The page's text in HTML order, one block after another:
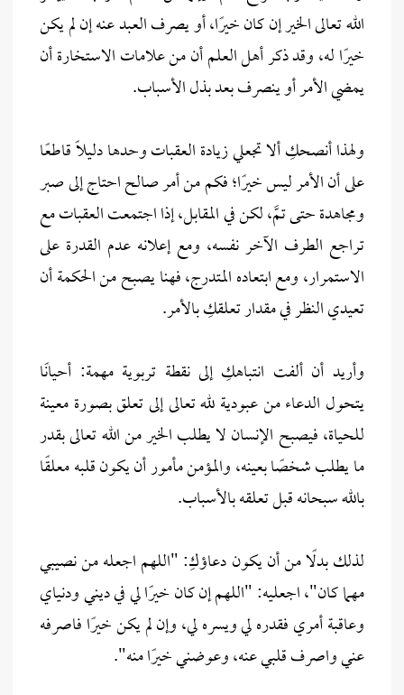
الله تعالى الخير إن كان خيرًا، أو يصرف العبد عنه إن لم يكن
خيرًا له، وقد ذكر أهل العلم أن من علامات الاستخارة أن
يمضي الأمر أو ينصرف بعد بذل الأسباب.
ولهذا أنصحكِ ألا تجعلي زيادة العقبات وحدها دليلاً قاطعًا
على أن الأمر ليس خيرًا؛ فكم من أمر صالح احتاج إلى صبر
ومجاهدة حتى تمَّ، لكن في المقابل، إذا اجتمعت العقبات مع
تراجع الطرف الآخر نفسه، ومع إعلانه عدم القدرة على
الاستمرار، ومع ابتعاده المتدرج، فهنا يصبح من الحكمة أن
تعيدي النظر في مقدار تعلقكِ بالأمر.
وأريد أن ألفت انتباهكِ إلى نقطة تربوية مهمة: أحيانًا
يتحول الدعاء من عبودية لله تعالى إلى تعلق بصورة معينة
للحياة، فيصبح الإنسان لا يطلب الخير من الله تعالى بقدر
ما يطلب شخصًا بعينه، والمؤمن مأمور أن يكون قلبه معلقًا
بالله سبحانه قبل تعلقه بالأسباب.
لذلك بدلًا من أن يكون دعاؤكِ: "اللهم اجعله من نصيبي
مهما كان"، اجعليه: "اللهم إن كان خيرًا لي في ديني ودنياي
وعاقبة أمري فقدره لي ويسره لي، وإن لم يكن خيرًا فاصرفه
عني واصرف قلبي عنه، وعوضني خيرًا منه".